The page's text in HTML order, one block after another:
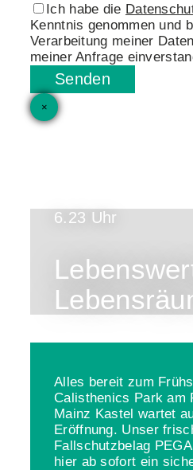
Ich habe die
Kenntnis genommen und
Verarbeitung meiner
meiner Anfrage
Senden
×
6.23 Uhr
Alles bereit zum
Calisthenics Park am
Mainz Kastel wartet
Eröffnung. Unser
Fallschutzbelag
hier ab sofort ein